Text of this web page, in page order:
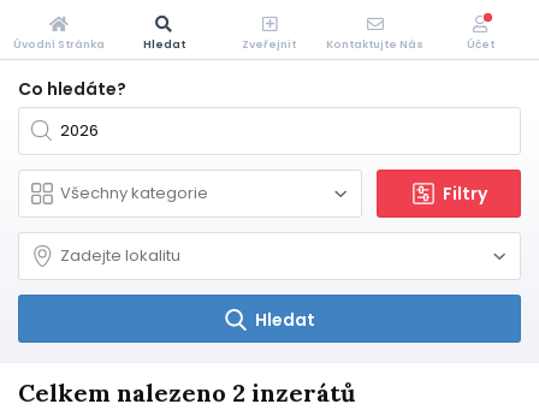
Co hledáte?
Filtry
Hledat
Celkem nalezeno 2 inzerátů
Úvodní Stránka Hledat Zveřejnit Kontaktujte Nás Účet